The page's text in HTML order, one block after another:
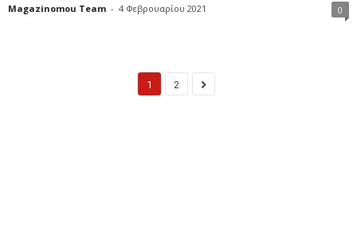
Magazinomou Team - 4 Φεβρουαρίου 2021 0
1 2